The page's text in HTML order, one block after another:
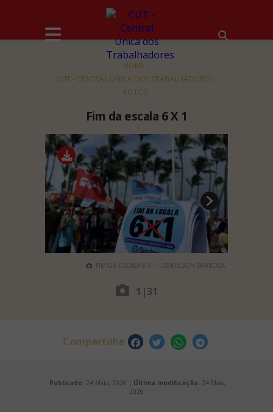
HOME
CUT - CENTRAL ÚNICA DOS TRABALHADORES
FOTOS
Fim da escala 6 X 1
FIM DA ESCALA 6 X 1 - EDMILSON BARBOSA
1 |31
Compartilhe
Publicado: 24 Maio, 2026 | Última modificação: 24 Maio,
2026